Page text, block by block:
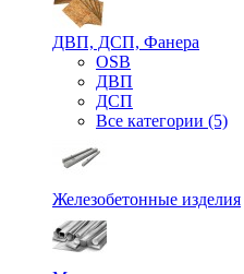
ДВП, ДСП, Фанера
OSB
ДВП
ДСП
Все категории (5)
Железобетонные изделия